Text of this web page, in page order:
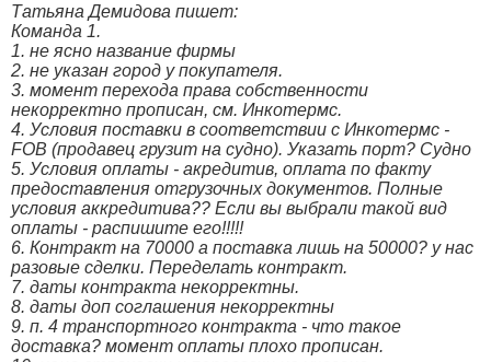
Татьяна Демидова пишет:
Команда 1.
1. не ясно название фирмы
2. не указан город у покупателя.
3. момент перехода права собственности
некорректно прописан, см. Инкотермс.
4. Условия поставки в соответствии с Инкотермс -
FOB (продавец грузит на судно). Указать порт? Судно
5. Условия оплаты - акредитив, оплата по факту
предоставления отгрузочных документов. Полные
условия аккредитива?? Если вы выбрали такой вид
оплаты - распишите его!!!!!
6. Контракт на 70000 а поставка лишь на 50000? у нас
разовые сделки. Переделать контракт.
7. даты контракта некорректны.
8. даты доп соглашения некорректны
9. п. 4 транспортного контракта - что такое
доставка? момент оплаты плохо прописан.